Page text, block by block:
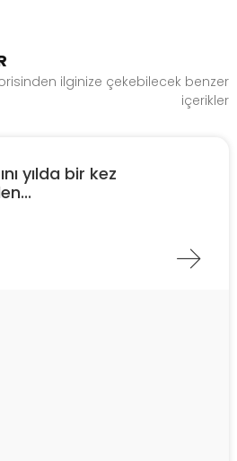
ilginize çekebilecek benzer
içerikler
yılda bir kez